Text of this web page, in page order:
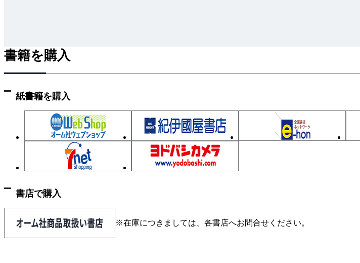
4 高温部位締結の失敗
5 摩擦係数安定剤使用による失敗
7 塑性域締付時のスナグトルク指定の失敗
8 ボルトの水素脆性破壊
9 座金の機能と欠点
10 締付による変形や亀裂
3-05 組立や整備による失敗
1 作業スペース確保の失敗
3 チェックトルクの課題
5 締付方向指定の失敗
書籍を購入
紙書籍を購入
書店で購入
※在庫につきましては、各書店へお問合せください。